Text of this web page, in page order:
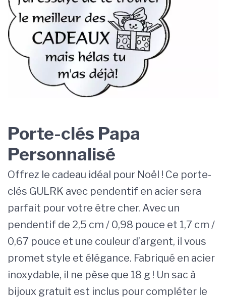
Porte-clés Papa
Personnalisé
Offrez le cadeau idéal pour Noël ! Ce porte-
clés GULRK avec pendentif en acier sera
parfait pour votre être cher. Avec un
pendentif de 2,5 cm / 0,98 pouce et 1,7 cm /
0,67 pouce et une couleur d’argent, il vous
promet style et élégance. Fabriqué en acier
inoxydable, il ne pèse que 18 g ! Un sac à
bijoux gratuit est inclus pour compléter le